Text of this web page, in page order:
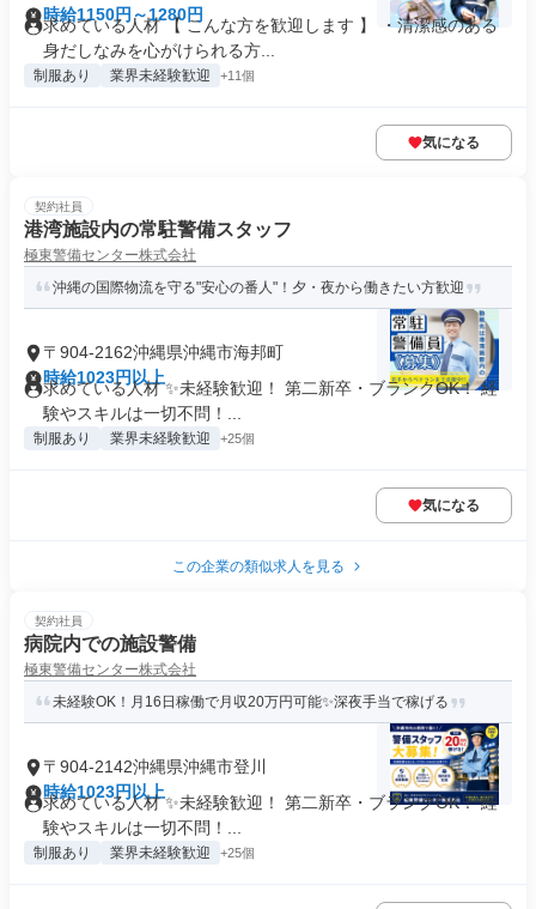
時給1150円～1280円
求めている人材 【 こんな方を歓迎します 】 ・清潔感のある
身だしなみを心がけられる方...
制服あり 業界未経験歓迎 +11個
気になる
契約社員
港湾施設内の常駐警備スタッフ
極東警備センター株式会社
沖縄の国際物流を守る"安心の番人"！夕・夜から働きたい方歓迎
〒904-2162沖縄県沖縄市海邦町
時給1023円以上
求めている人材 ✨未経験歓迎！ 第二新卒・ブランクOK！ 経
験やスキルは一切不問！...
制服あり 業界未経験歓迎 +25個
気になる
この企業の類似求人を見る
契約社員
病院内での施設警備
極東警備センター株式会社
未経験OK！月16日稼働で月収20万円可能✨深夜手当で稼げる
〒904-2142沖縄県沖縄市登川
時給1023円以上
求めている人材 ✨未経験歓迎！ 第二新卒・ブランクOK！ 経
験やスキルは一切不問！...
制服あり 業界未経験歓迎 +25個